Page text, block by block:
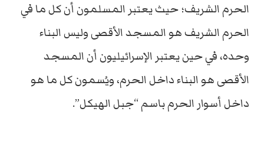
الحرم الشريف؛ حيث يعتبر المسلمون أن كل ما في
الحرم الشريف هو المسجد الأقصى وليس البناء
وحده، في حين يعتبر الإسرائيليون أن المسجد
الأقصى هو البناء داخل الحرم، ويُسمون كل ما هو
داخل أسوار الحرم باسم “جبل الهيكل”.